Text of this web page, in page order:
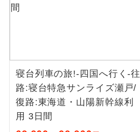
寝台列車の旅!-四国へ行く-往
路:寝台特急サンライズ瀬戸/
復路:東海道・山陽新幹線利
用 3日間